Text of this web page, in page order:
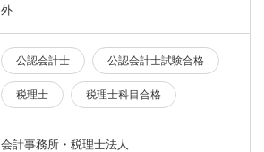
外
公認会計士 公認会計士試験合格
税理士 税理士科目合格
会計事務所・税理士法人